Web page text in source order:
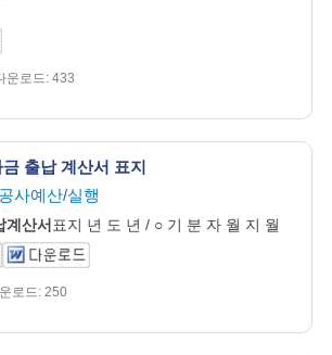
운로드: 433
출납 계산서 표지
공사예산/실행
계산서표지 년 도 년 / ○ 기 분 자 월 지 월
로드: 250